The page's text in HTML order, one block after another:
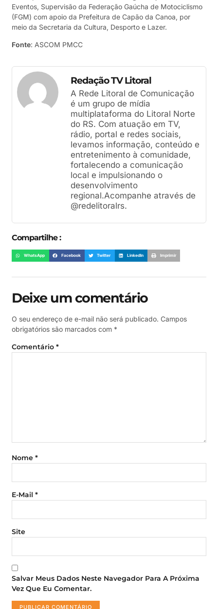
Eventos, Supervisão da Federação Gaúcha de Motociclismo
(FGM) com apoio da Prefeitura de Capão da Canoa, por
meio da Secretaria da Cultura, Desporto e Lazer.
Fonte: ASCOM PMCC
Redação TV Litoral
A Rede Litoral de Comunicação
é um grupo de mídia
multiplataforma do Litoral Norte
do RS. Com atuação em TV,
rádio, portal e redes sociais,
levamos informação, conteúdo e
entretenimento à comunidade,
fortalecendo a comunicação
local e impulsionando o
desenvolvimento
regional.Acompanhe através de
@redelitoralrs.
Compartilhe :
WhatsApp Facebook Twitter LinkedIn Imprimir
Deixe um comentário
O seu endereço de e-mail não será publicado. Campos
obrigatórios são marcados com *
Comentário *
Nome *
E-Mail *
Site
Salvar Meus Dados Neste Navegador Para A Próxima
Vez Que Eu Comentar.